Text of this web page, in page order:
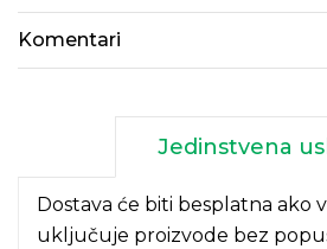
Komentari
Jedinstvena
Dostava će biti besplatna ako
uključuje proizvode bez